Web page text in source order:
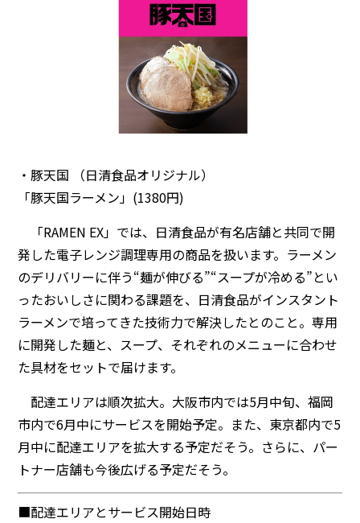
・豚天国 （日清食品オリジナル）
「豚天国ラーメン」(1380円)
「RAMEN EX」では、日清食品が有名店舗と共同で開
発した電子レンジ調理専用の商品を扱います。ラーメン
のデリバリーに伴う“麺が伸びる”“スープが冷める”とい
ったおいしさに関わる課題を、日清食品がインスタント
ラーメンで培ってきた技術力で解決したとのこと。専用
に開発した麺と、スープ、それぞれのメニューに合わせ
た具材をセットで届けます。
配達エリアは順次拡大。大阪市内では5月中旬、福岡
市内で6月中にサービスを開始予定。また、東京都内で5
月中に配達エリアを拡大する予定だそう。さらに、パー
トナー店舗も今後広げる予定だそう。
■配達エリアとサービス開始日時